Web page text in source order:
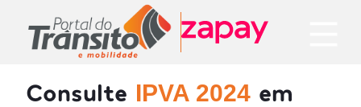
Consulte IPVA 2024 em